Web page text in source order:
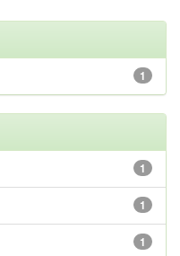
1
1
1
1